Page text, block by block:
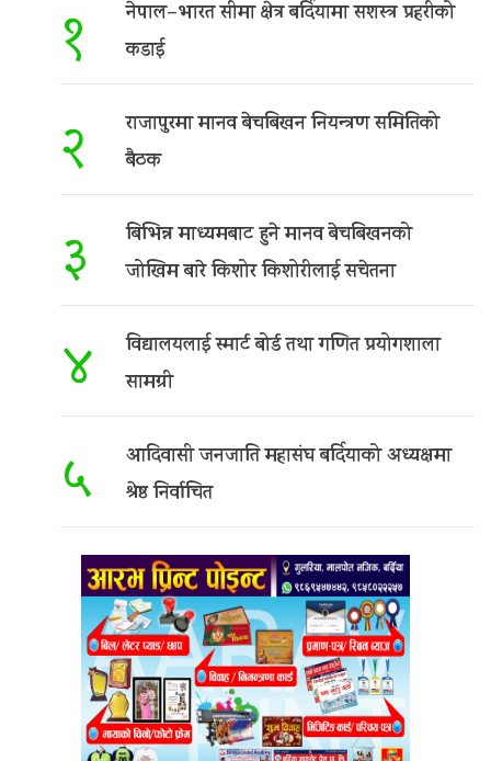
१ नेपाल–भारत सीमा क्षेत्र बर्दियामा सशस्त्र प्रहरीको
कडाई
२ राजापुरमा मानव बेचबिखन नियन्त्रण समितिको
बैठक
३ बिभिन्न माध्यमबाट हुने मानव बेचबिखनको
जोखिम बारे किशोर किशोरीलाई सचेतना
४ विद्यालयलाई स्मार्ट बोर्ड तथा गणित प्रयोगशाला
सामग्री
५ आदिवासी जनजाति महासंघ बर्दियाको अध्यक्षमा
श्रेष्ठ निर्वाचित